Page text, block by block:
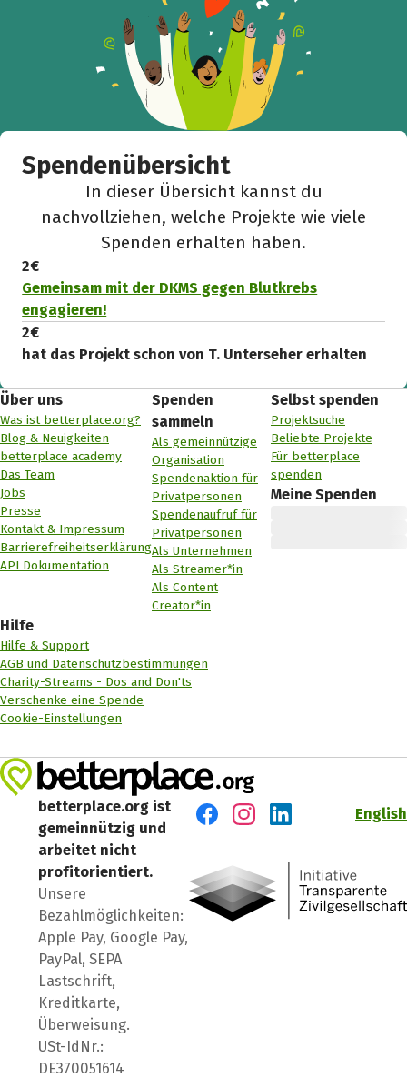
Spendenübersicht
In dieser Übersicht kannst du
nachvollziehen, welche Projekte wie viele
Spenden erhalten haben.
2 €
Gemeinsam mit der DKMS gegen Blutkrebs
engagieren!
2 €
hat das Projekt schon von T. Unterseher erhalten
Über uns
Was ist betterplace.org?
Blog & Neuigkeiten
betterplace academy
Das Team
Jobs
Presse
Kontakt & Impressum
Barrierefreiheitserklärung
API Dokumentation
Spenden
sammeln
Als gemeinnützige
Organisation
Spendenaktion für
Privatpersonen
Spendenaufruf für
Privatpersonen
Als Unternehmen
Als Streamer*in
Als Content
Creator*in
Selbst spenden
Projektsuche
Beliebte Projekte
Für betterplace
spenden
Meine Spenden
Hilfe
Hilfe & Support
AGB und Datenschutzbestimmungen
Charity-Streams - Dos and Don'ts
Verschenke eine Spende
Cookie-Einstellungen
betterplace.org ist
gemeinnützig und
arbeitet nicht
profitorientiert.
Unsere
Bezahlmöglichkeiten:
Apple Pay, Google Pay,
PayPal, SEPA
Lastschrift,
Kreditkarte,
Überweisung.
USt-IdNr.:
DE370051614
English